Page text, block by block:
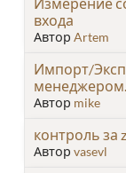
входа
Автор Artem
Импорт/
менеджером.
Автор mike
контроль за
Автор vasevl